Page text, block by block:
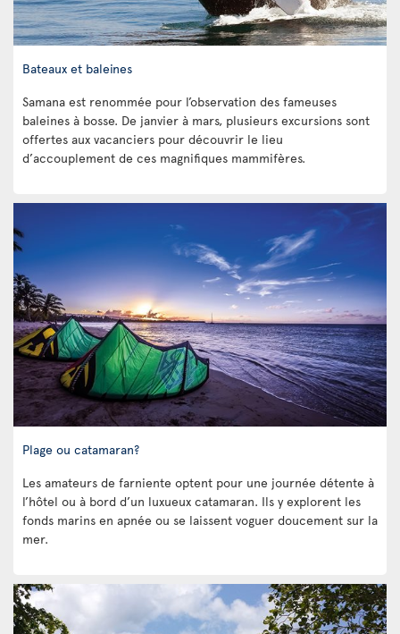
Bateaux et baleines
Samana est renommée pour l’observation des fameuses
baleines à bosse. De janvier à mars, plusieurs excursions sont
offertes aux vacanciers pour découvrir le lieu
d’accouplement de ces magnifiques mammifères.
Plage ou catamaran?
Les amateurs de farniente optent pour une journée détente à
l’hôtel ou à bord d’un luxueux catamaran. Ils y explorent les
fonds marins en apnée ou se laissent voguer doucement sur la
mer.